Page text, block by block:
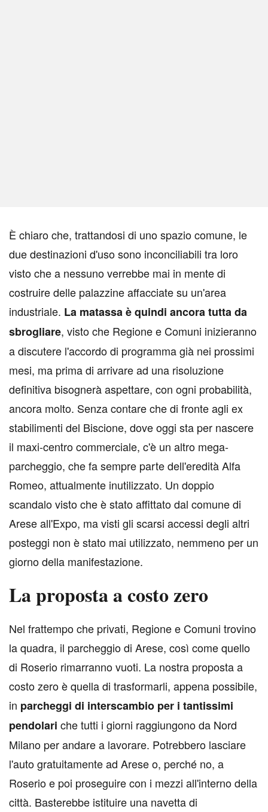
È chiaro che, trattandosi di uno spazio comune, le
due destinazioni d'uso sono inconciliabili tra loro
visto che a nessuno verrebbe mai in mente di
costruire delle palazzine affacciate su un'area
industriale. La matassa è quindi ancora tutta da
sbrogliare, visto che Regione e Comuni inizieranno
a discutere l'accordo di programma già nei prossimi
mesi, ma prima di arrivare ad una risoluzione
definitiva bisognerà aspettare, con ogni probabilità,
ancora molto. Senza contare che di fronte agli ex
stabilimenti del Biscione, dove oggi sta per nascere
il maxi-centro commerciale, c'è un altro mega-
parcheggio, che fa sempre parte dell'eredità Alfa
Romeo, attualmente inutilizzato. Un doppio
scandalo visto che è stato affittato dal comune di
Arese all'Expo, ma visti gli scarsi accessi degli altri
posteggi non è stato mai utilizzato, nemmeno per un
giorno della manifestazione.
La proposta a costo zero
Nel frattempo che privati, Regione e Comuni trovino
la quadra, il parcheggio di Arese, così come quello
di Roserio rimarranno vuoti. La nostra proposta a
costo zero è quella di trasformarli, appena possibile,
in parcheggi di interscambio per i tantissimi
pendolari che tutti i giorni raggiungono da Nord
Milano per andare a lavorare. Potrebbero lasciare
l'auto gratuitamente ad Arese o, perché no, a
Roserio e poi proseguire con i mezzi all'interno della
città. Basterebbe istituire una navetta di